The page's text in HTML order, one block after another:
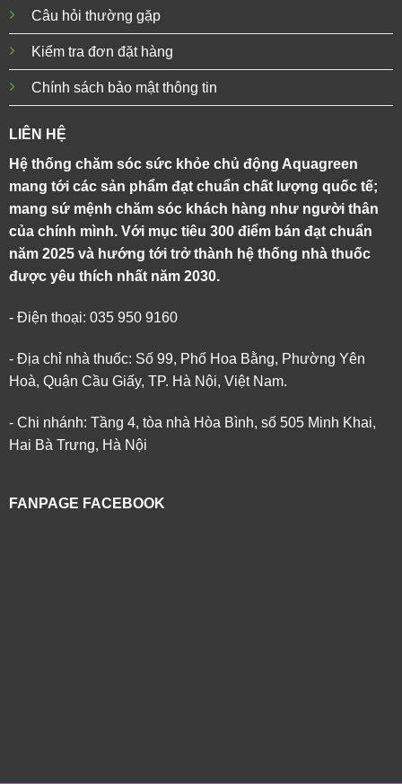
Câu hỏi thường gặp
Kiểm tra đơn đặt hàng
Chính sách bảo mật thông tin
LIÊN HỆ
Hệ thống chăm sóc sức khỏe chủ động Aquagreen
mang tới các sản phẩm đạt chuẩn chất lượng quốc tế;
mang sứ mệnh chăm sóc khách hàng như người thân
của chính mình. Với mục tiêu 300 điểm bán đạt chuẩn
năm 2025 và hướng tới trở thành hệ thống nhà thuốc
được yêu thích nhất năm 2030.
- Điện thoại: 035 950 9160
- Địa chỉ nhà thuốc: Số 99, Phố Hoa Bằng, Phường Yên
Hoà, Quận Cầu Giấy, TP. Hà Nội, Việt Nam.
- Chi nhánh: Tầng 4, tòa nhà Hòa Bình, số 505 Minh Khai,
Hai Bà Trưng, Hà Nội
FANPAGE FACEBOOK